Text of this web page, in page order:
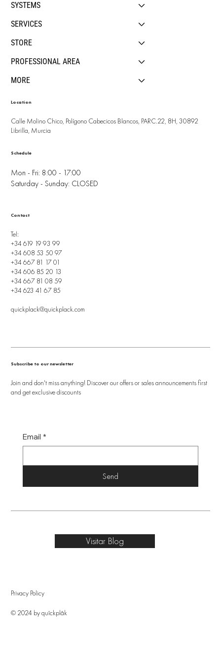
SYSTEMS
SERVICES
STORE
PROFESSIONAL AREA
MORE
Location
Calle Molino Chico, Polígono Cabecicos Blancos, PARC.22, 8H, 30892
Librilla, Murcia
Mon - Fri: 8:00 - 17:00
Saturday - Sunday: CLOSED
Schedule
Tel:
+34 619 19 93 99
+34 608 53 50 97
+34 667 81 17 01
+34 606 85 20 13
+34 667 81 08 59
+34 623 41 67 85
quickplack@quickplack.com
Contact
Subscribe to our newsletter
Join and don't miss anything! Discover our offers or sales announcements first
and get exclusive discounts
Email *
Send
Privacy Policy
© 2024 by quîckplâk
Visitar Blog